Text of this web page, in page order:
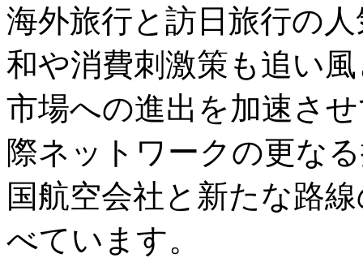
海外旅行と訪日旅行の
和や消費刺激策も追い
市場への進出を加速さ
際ネットワークの更な
国航空会社と新たな路
べています。